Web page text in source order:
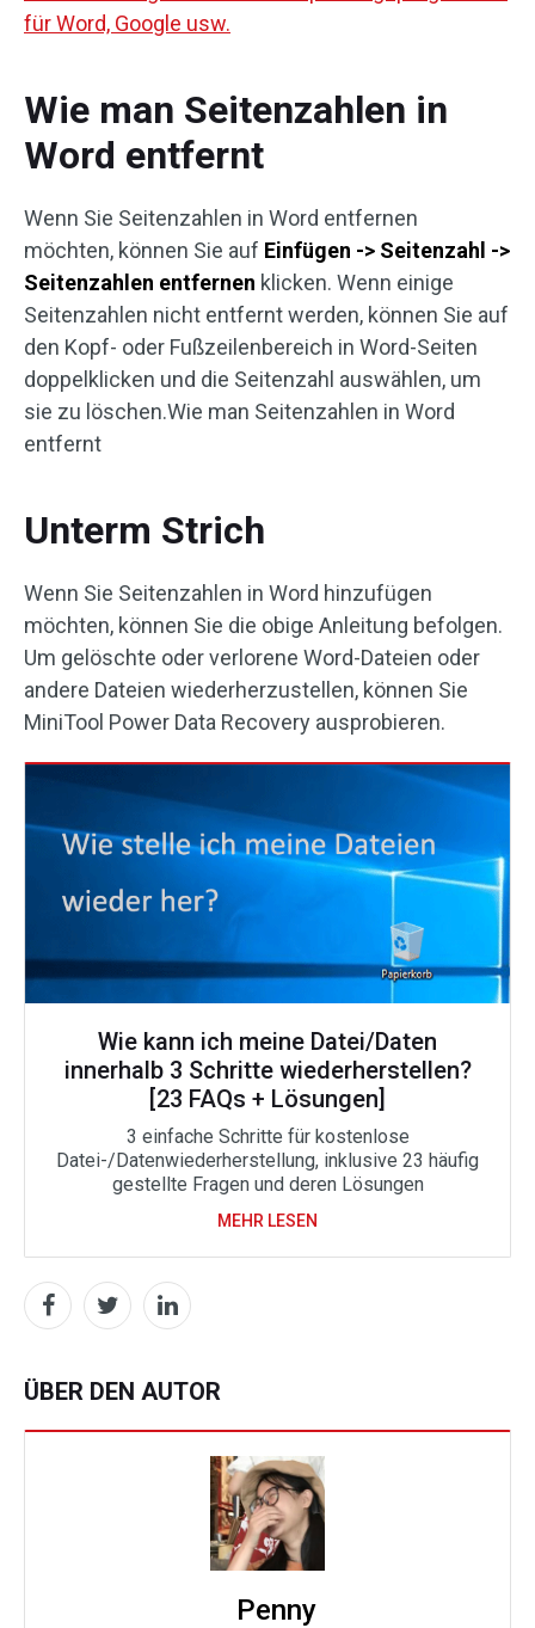
für Word, Google usw.
Wie man Seitenzahlen in
Word entfernt
Wenn Sie Seitenzahlen in Word entfernen
möchten, können Sie auf Einfügen -> Seitenzahl ->
Seitenzahlen entfernen klicken. Wenn einige
Seitenzahlen nicht entfernt werden, können Sie auf
den Kopf- oder Fußzeilenbereich in Word-Seiten
doppelklicken und die Seitenzahl auswählen, um
sie zu löschen.Wie man Seitenzahlen in Word
entfernt
Unterm Strich
Wenn Sie Seitenzahlen in Word hinzufügen
möchten, können Sie die obige Anleitung befolgen.
Um gelöschte oder verlorene Word-Dateien oder
andere Dateien wiederherzustellen, können Sie
MiniTool Power Data Recovery ausprobieren.
Wie kann ich meine Datei/Daten
innerhalb 3 Schritte wiederherstellen?
[23 FAQs + Lösungen]
3 einfache Schritte für kostenlose
Datei-/Datenwiederherstellung, inklusive 23 häufig
gestellte Fragen und deren Lösungen
MEHR LESEN
ÜBER DEN AUTOR
Penny